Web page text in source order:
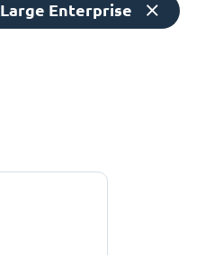
Large Enterprise